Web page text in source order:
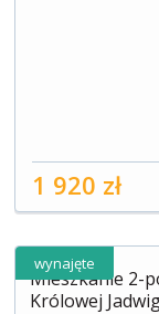
1 920 zł
wynajęte
Mieszkanie 2-
Królowej